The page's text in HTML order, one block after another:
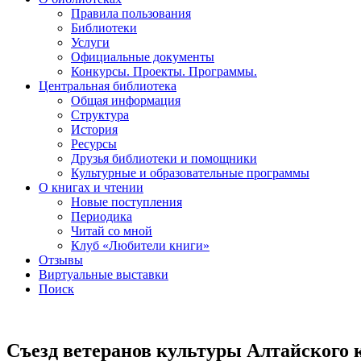
Правила пользования
Библиотеки
Услуги
Официальные документы
Конкурсы. Проекты. Программы.
Центральная библиотека
Общая информация
Структура
История
Ресурсы
Друзья библиотеки и помощники
Культурные и образовательные программы
О книгах и чтении
Новые поступления
Периодика
Читай со мной
Клуб «Любители книги»
Отзывы
Виртуальные выставки
Поиск
Съезд ветеранов культуры Алтайского